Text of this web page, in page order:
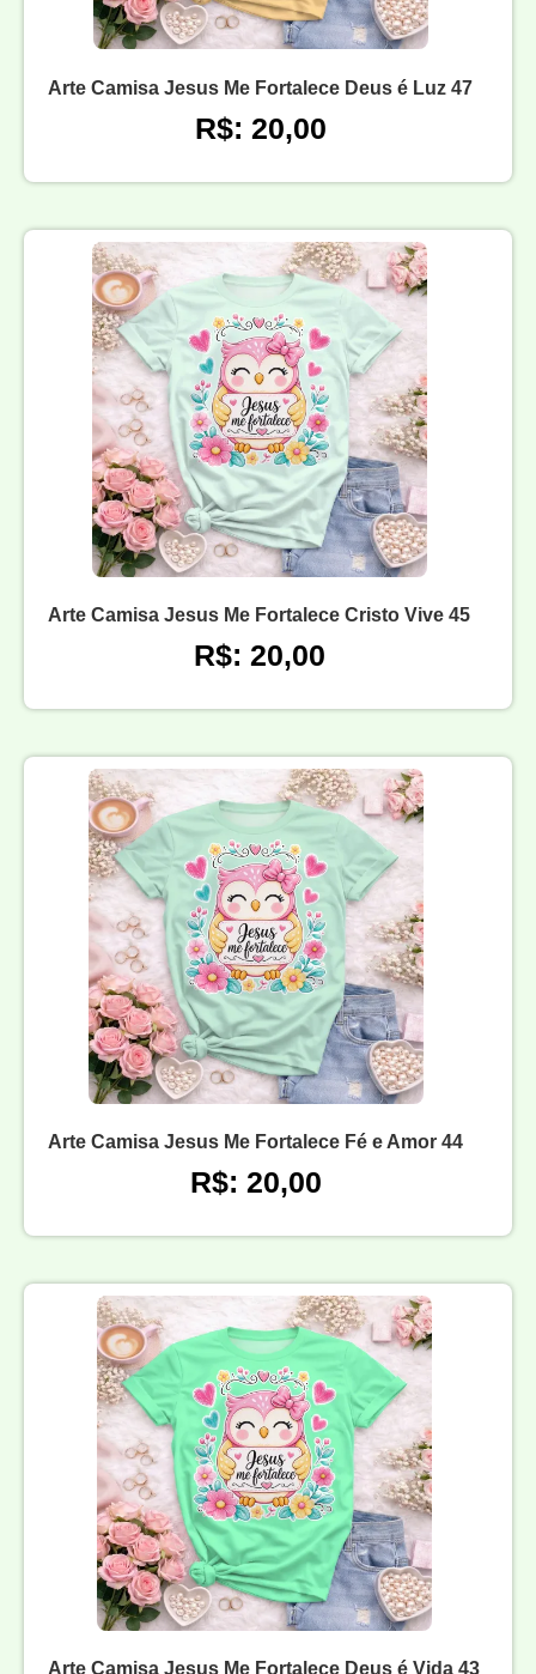
Arte Camisa Jesus Me Fortalece Deus é Luz 47
R$: 20,00
Arte Camisa Jesus Me Fortalece Cristo Vive 45
R$: 20,00
Arte Camisa Jesus Me Fortalece Fé e Amor 44
R$: 20,00
Arte Camisa Jesus Me Fortalece Deus é Vida 43